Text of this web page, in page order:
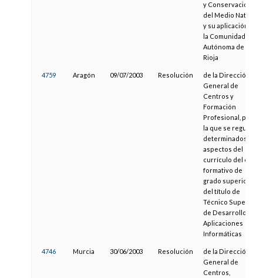
y Conservación
del Medio Natural
y su aplicación en
la Comunidad
Autónoma de La
Rioja
4759 Aragón 09/07/2003 Resolución
de la Dirección
General de
Centros y
Formación
Profesional, por
la que se regulan
determinados
aspectos del
currículo del ciclo
formativo de
grado superior
del título de
Técnico Superior
de Desarrollo de
Aplicaciones
Informáticas
4746 Murcia 30/06/2003 Resolución
de la Dirección
General de
Centros,